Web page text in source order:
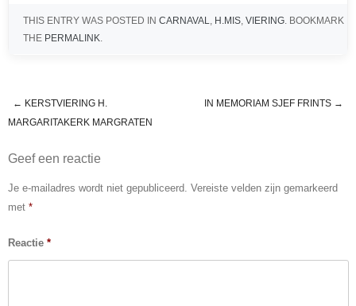
c
e
o
ss
e
er
at
p
ail e
THIS ENTRY WAS POSTED IN CARNAVAL, H.MIS, VIERING. BOOKMARK
THE PERMALINK.
Post navigation
← KERSTVIERING H.
MARGARITAKERK MARGRATEN
IN MEMORIAM SJEF FRINTS →
Geef een reactie
Je e-mailadres wordt niet gepubliceerd. Vereiste velden zijn gemarkeerd
met *
Reactie *